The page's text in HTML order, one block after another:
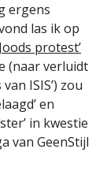
ergens
las ik op
protest’
(naar verluidt
ISIS’) zou
en
in kwestie
van GeenStijl